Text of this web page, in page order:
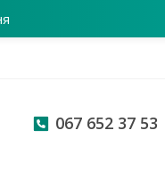
067 652 37 53